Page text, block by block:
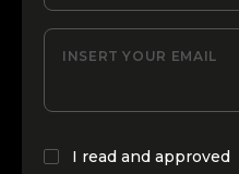
INSERT YOUR EMAIL
I read and approved